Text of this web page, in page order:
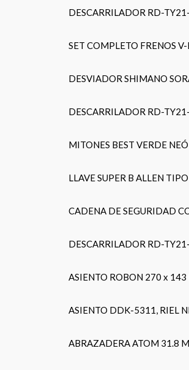
DESCARRILADOR RD-
SET COMPLETO FRENOS
DESVIADOR SHIMANO
DESCARRILADOR RD-
MITONES BEST VERDE
LLAVE SUPER B ALLEN
CADENA DE SEGURIDAD
DESCARRILADOR RD-
ASIENTO ROBON 270 x
ASIENTO DDK-5311, RIEL
ABRAZADERA ATOM 31.8